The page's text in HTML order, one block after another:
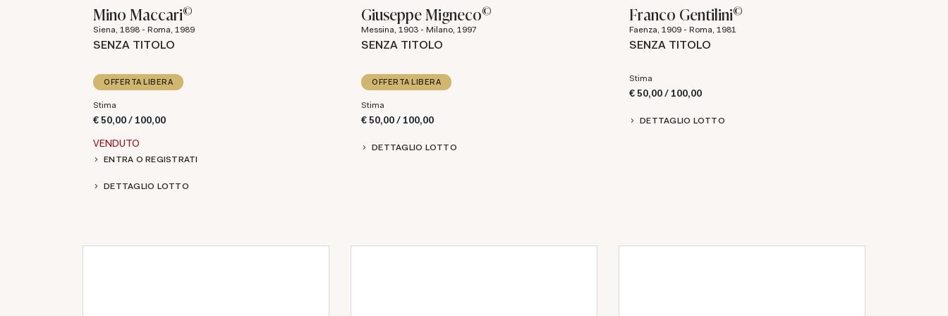
Mino Maccari©
Siena, 1898 - Roma, 1989
SENZA TITOLO
OFFERTA LIBERA
Stima
€ 50,00 / 100,00
VENDUTO
ENTRA O REGISTRATI
DETTAGLIO LOTTO
Giuseppe Migneco©
Messina, 1903 - Milano, 1997
SENZA TITOLO
OFFERTA LIBERA
Stima
€ 50,00 / 100,00
DETTAGLIO LOTTO
Franco Gentilini©
Faenza, 1909 - Roma, 1981
SENZA TITOLO
Stima
€ 50,00 / 100,00
DETTAGLIO LOTTO